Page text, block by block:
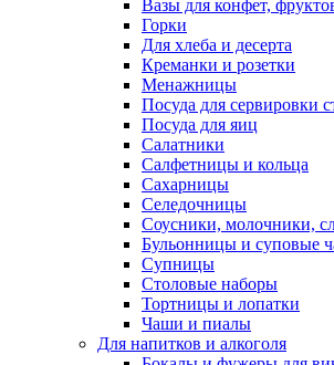
Вазы для конфет,
Горки
Для хлеба и десерта
Креманки и розетки
Менажницы
Посуда для сервировки
Посуда для яиц
Салатники
Салфетницы и кольца
Сахарницы
Селедочницы
Соусники, молочники,
Бульонницы и суповые
Супницы
Столовые наборы
Тортницы и лопатки
Чаши и пиалы
Для напитков и алкоголя